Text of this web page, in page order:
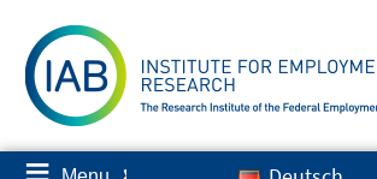
content